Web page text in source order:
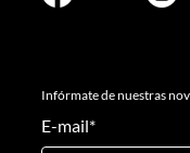
Infórmate de nuestras
E-mail*